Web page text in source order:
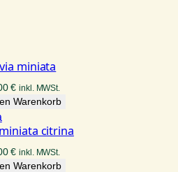
miniata
€ inkl. MWSt.
Warenkorb
citrina
€ inkl. MWSt.
Warenkorb